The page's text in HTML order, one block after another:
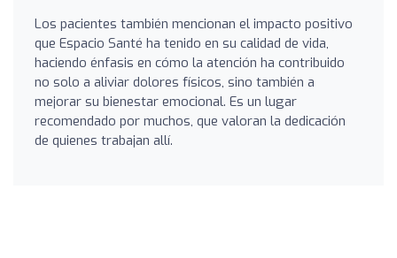
Los pacientes también mencionan el impacto positivo
que Espacio Santé ha tenido en su calidad de vida,
haciendo énfasis en cómo la atención ha contribuido
no solo a aliviar dolores físicos, sino también a
mejorar su bienestar emocional. Es un lugar
recomendado por muchos, que valoran la dedicación
de quienes trabajan allí.